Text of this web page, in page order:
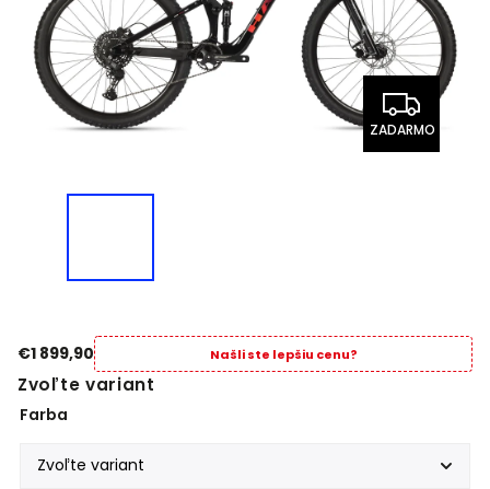
ZADARMO
€1 899,90 Našli ste lepšiu cenu?
Zvoľte variant
Farba